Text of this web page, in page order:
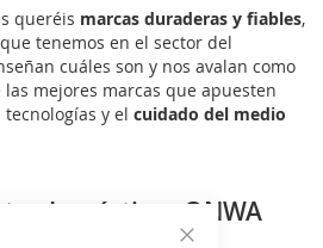
queréis marcas duraderas y fiables,
tenemos en el sector del
cuáles son y nos avalan como
mejores marcas que apuesten
y el cuidado del medio
ONWA